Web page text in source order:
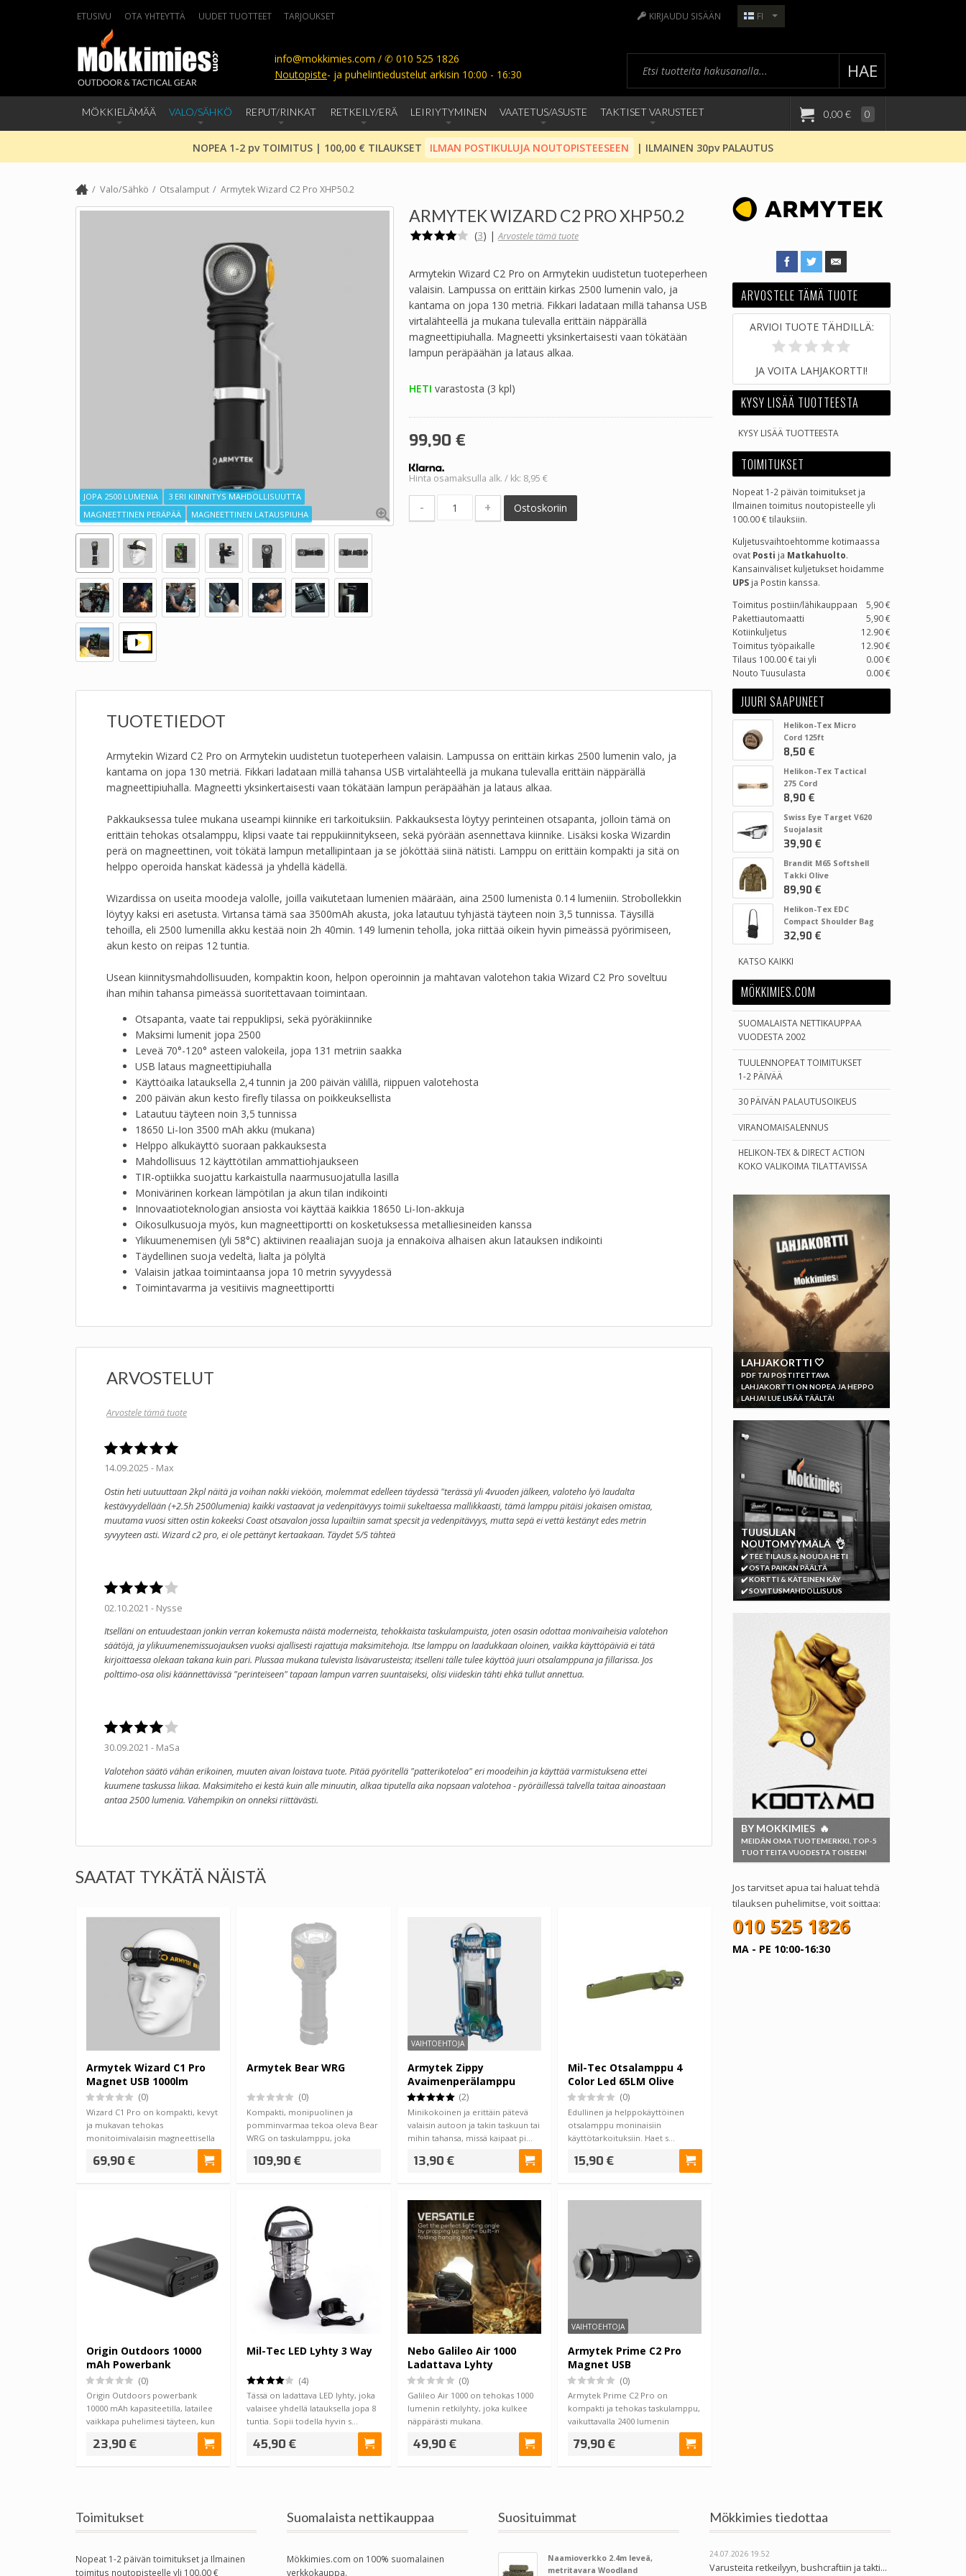
ETUSIVU OTA YHTEYTTÄ UUDET TUOTTEET TARJOUKSET KIRJAUDU SISÄÄN
info@mokkimies.com / ✆ 010 525 1826
Noutopiste- ja puhelintiedustelut arkisin 10:00 - 16:30 HAE
FI
MÖKKIELÄMÄÄ VALO/SÄHKÖ REPUT/RINKAT RETKEILY/ERÄ LEIRIYTYMINEN VAATETUS/ASUSTE TAKTISET VARUSTEET 0,00 € 0
NOPEA 1-2 pv TOIMITUS | 100,00 € TILAUKSET ILMAN POSTIKULUJA NOUTOPISTEESEEN | ILMAINEN 30pv PALAUTUS
Valo/Sähkö Otsalamput Armytek Wizard C2 Pro XHP50.2
ARMYTEK WIZARD C2 PRO XHP50.2
(3) |Arvostele tämä tuote
JOPA 2500 LUMENIA
3 ERI KIINNITYS MAHDOLLISUUTTA
MAGNEETTINEN PERÄPÄÄ
MAGNEETTINEN LATAUSPIUHA
Armytekin Wizard C2 Pro on Armytekin uudistetun tuoteperheen
valaisin. Lampussa on erittäin kirkas 2500 lumenin valo, ja
kantama on jopa 130 metriä. Fikkari ladataan millä tahansa USB
virtalähteellä ja mukana tulevalla erittäin näppärällä
magneettipiuhalla. Magneetti yksinkertaisesti vaan tökätään
lampun peräpäähän ja lataus alkaa.
HETI varastosta (3 kpl)
99,90 €
Hinta osamaksulla alk. / kk: 8,95 €
- + Ostoskoriin
TUOTETIEDOT
Armytekin Wizard C2 Pro on Armytekin uudistetun tuoteperheen valaisin. Lampussa on erittäin kirkas 2500 lumenin valo, ja
kantama on jopa 130 metriä. Fikkari ladataan millä tahansa USB virtalähteellä ja mukana tulevalla erittäin näppärällä
magneettipiuhalla. Magneetti yksinkertaisesti vaan tökätään lampun peräpäähän ja lataus alkaa.
Pakkauksessa tulee mukana useampi kiinnike eri tarkoituksiin. Pakkauksesta löytyy perinteinen otsapanta, jolloin tämä on
erittäin tehokas otsalamppu, klipsi vaate tai reppukiinnitykseen, sekä pyörään asennettava kiinnike. Lisäksi koska Wizardin
perä on magneettinen, voit tökätä lampun metallipintaan ja se jököttää siinä nätisti. Lamppu on erittäin kompakti ja sitä on
helppo operoida hanskat kädessä ja yhdellä kädellä.
Wizardissa on useita moodeja valolle, joilla vaikutetaan lumenien määrään, aina 2500 lumenista 0.14 lumeniin. Strobollekkin
löytyy kaksi eri asetusta. Virtansa tämä saa 3500mAh akusta, joka latautuu tyhjästä täyteen noin 3,5 tunnissa. Täysillä
tehoilla, eli 2500 lumenilla akku kestää noin 2h 40min. 149 lumenin teholla, joka riittää oikein hyvin pimeässä pyörimiseen,
akun kesto on reipas 12 tuntia.
Usean kiinnitysmahdollisuuden, kompaktin koon, helpon operoinnin ja mahtavan valotehon takia Wizard C2 Pro soveltuu
ihan mihin tahansa pimeässä suoritettavaan toimintaan.
Otsapanta, vaate tai reppuklipsi, sekä pyöräkiinnike
Maksimi lumenit jopa 2500
Leveä 70°-120° asteen valokeila, jopa 131 metriin saakka
USB lataus magneettipiuhalla
Käyttöaika latauksella 2,4 tunnin ja 200 päivän välillä, riippuen valotehosta
200 päivän akun kesto firefly tilassa on poikkeuksellista
Latautuu täyteen noin 3,5 tunnissa
18650 Li-Ion 3500 mAh akku (mukana)
Helppo alkukäyttö suoraan pakkauksesta
Mahdollisuus 12 käyttötilan ammattiohjaukseen
TIR-optiikka suojattu karkaistulla naarmusuojatulla lasilla
Monivärinen korkean lämpötilan ja akun tilan indikointi
Innovaatioteknologian ansiosta voi käyttää kaikkia 18650 Li-Ion-akkuja
Oikosulkusuoja myös, kun magneettiportti on kosketuksessa metalliesineiden kanssa
Ylikuumenemisen (yli 58°C) aktiivinen reaaliajan suoja ja ennakoiva alhaisen akun latauksen indikointi
Täydellinen suoja vedeltä, lialta ja pölyltä
Valaisin jatkaa toimintaansa jopa 10 metrin syvyydessä
Toimintavarma ja vesitiivis magneettiportti
ARVOSTELUT
Arvostele tämä tuote
14.09.2025 - Max
Ostin heti uutuuttaan 2kpl näitä ja voihan nakki vieköön, molemmat edelleen täydessä "terässä yli 4vuoden jälkeen, valoteho lyö laudalta
kestävyydellään (+2.5h 2500lumenia) kaikki vastaavat ja vedenpitävyys toimii sukeltaessa mallikkaasti, tämä lamppu pitäisi jokaisen omistaa,
muutama vuosi sitten ostin kokeeksi Coast otsavalon jossa lupailtiin samat specsit ja vedenpitävyys, mutta sepä ei vettä kestänyt edes metrin
syvyyteen asti. Wizard c2 pro, ei ole pettänyt kertaakaan. Täydet 5/5 tähteä
02.10.2021 - Nysse
Itselläni on entuudestaan jonkin verran kokemusta näistä moderneista, tehokkaista taskulampuista, joten osasin odottaa monivaiheisia valotehon
säätöjä, ja ylikuumenemissuojauksen vuoksi ajallisesti rajattuja maksimitehoja. Itse lamppu on laadukkaan oloinen, vaikka käyttöpäiviä ei tätä
kirjoittaessa olekaan takana kuin pari. Plussaa mukana tulevista lisävarusteista; itselleni tälle tulee käyttöä juuri otsalamppuna ja fillarissa. Jos
polttimo-osa olisi käännettävissä "perinteiseen" tapaan lampun varren suuntaiseksi, olisi viideskin tähti ehkä tullut annettua.
30.09.2021 - MaSa
Valotehon säätö vähän erikoinen, muuten aivan loistava tuote. Pitää pyöritellä "patterikoteloa" eri moodeihin ja käyttää varmistuksena ettei
kuumene taskussa liikaa. Maksimiteho ei kestä kuin alle minuutin, alkaa tiputella aika nopsaan valotehoa - pyöräillessä talvella taitaa ainoastaan
antaa 2500 lumenia. Vähempikin on onneksi riittävästi.
SAATAT TYKÄTÄ NÄISTÄ
Armytek Wizard C1 Pro
Magnet USB 1000lm
(0)
Wizard C1 Pro on kompakti, kevyt
ja mukavan tehokas
monitoimivalaisin magneettisella
69,90 €
Armytek Bear WRG
(0)
Kompakti, monipuolinen ja
pomminvarmaa tekoa oleva Bear
WRG on taskulamppu, joka
109,90 €
VAIHTOEHTOJA
Armytek Zippy
Avaimenperälamppu
160lm
(2)
Minikokoinen ja erittäin pätevä
valaisin autoon ja takin taskuun tai
mihin tahansa, missä kaipaat pi…
13,90 €
Mil-Tec Otsalamppu 4
Color Led 65LM Olive
(0)
Edullinen ja helppokäyttöinen
otsalamppu moninaisiin
käyttötarkoituksiin. Haet s…
15,90 €
Origin Outdoors 10000
mAh Powerbank
(0)
Origin Outdoors powerbank
10000 mAh kapasiteetilla, latailee
vaikkapa puhelimesi täyteen, kun
23,90 €
Mil-Tec LED Lyhty 3 Way
(4)
Tässä on ladattava LED lyhty, joka
valaisee yhdellä latauksella jopa 8
tuntia. Sopii todella hyvin s…
45,90 €
Nebo Galileo Air 1000
Ladattava Lyhty
(0)
Galileo Air 1000 on tehokas 1000
lumenin retkilyhty, joka kulkee
näppärästi mukana.
49,90 €
VAIHTOEHTOJA
Armytek Prime C2 Pro
Magnet USB
Taskulamppu
(0)
Armytek Prime C2 Pro on
kompakti ja tehokas taskulamppu,
vaikuttavalla 2400 lumenin
79,90 €
ARVOSTELE TÄMÄ TUOTE
ARVIOI TUOTE TÄHDILLÄ:
JA VOITA LAHJAKORTTI!
KYSY LISÄÄ TUOTTEESTA
KYSY LISÄÄ TUOTTEESTA
TOIMITUKSET
Nopeat 1-2 päivän toimitukset ja
Ilmainen toimitus noutopisteelle yli
100.00 € tilauksiin.
Kuljetusvaihtoehtomme kotimaassa
ovat Posti ja Matkahuolto.
Kansainväliset kuljetukset hoidamme
UPS ja Postin kanssa.
Toimitus postiin/lähikauppaan
5,90 €
Pakettiautomaatti
5,90 €
Kotiinkuljetus
12.90 €
Toimitus työpaikalle
12.90 €
Tilaus 100.00 € tai yli
0.00 €
Nouto Tuusulasta
0.00 €
JUURI SAAPUNEET
Helikon-Tex Micro
Cord 125ft
8,50 €
Helikon-Tex Tactical
275 Cord
8,90 €
Swiss Eye Target V620
Suojalasit
39,90 €
Brandit M65 Softshell
Takki Olive
89,90 €
Helikon-Tex EDC
Compact Shoulder Bag
32,90 €
KATSO KAIKKI
MÖKKIMIES.COM
SUOMALAISTA NETTIKAUPPAA
VUODESTA 2002
TUULENNOPEAT TOIMITUKSET
1-2 PÄIVÄÄ
30 PÄIVÄN PALAUTUSOIKEUS
VIRANOMAISALENNUS
HELIKON-TEX & DIRECT ACTION
KOKO VALIKOIMA TILATTAVISSA
LAHJAKORTTI 🤍
PDF TAI POSTITETTAVA
LAHJAKORTTI ON NOPEA JA HEPPO
LAHJA! LUE LISÄÄ TÄÄLTÄ!
TUUSULAN
NOUTOMYYMÄLÄ 👌
✔️ TEE TILAUS & NOUDA HETI
✔️ OSTA PAIKAN PÄÄLTÄ
✔️ KORTTI & KÄTEINEN KÄY
✔️ SOVITUSMAHDOLLISUUS
BY MOKKIMIES 🔥
MEIDÄN OMA TUOTEMERKKI, TOP-5
TUOTTEITA VUODESTA TOISEEN!
Jos tarvitset apua tai haluat tehdä
tilauksen puhelimitse, voit soittaa:
010 525 1826
MA - PE 10:00-16:30
Toimitukset
Nopeat 1-2 päivän toimitukset ja Ilmainen
toimitus noutopisteelle yli 100.00 €
Suomalaista nettikauppaa
Mökkimies.com on 100% suomalainen
verkkokauppa.
Suosituimmat
Naamioverkko 2.4m leveä,
metritavara Woodland
Mökkimies tiedottaa
24.07.2026 19.52
Varusteita retkeilyyn, bushcraftiin ja taktiseen käyttöön